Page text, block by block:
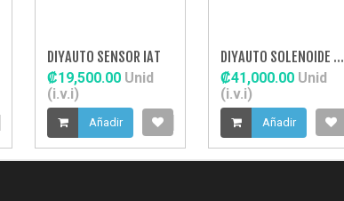
DIYAUTO SENSOR IAT
₡19,500.00 Unid
(i.v.i)
Añadir
DIYAUTO SOLENOIDE DE BOOST
₡41,000.00 Unid
(i.v.i)
Añadir